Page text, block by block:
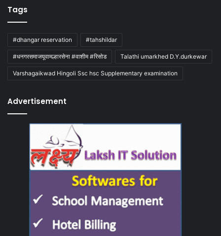
Tags
#dhangar reservation #tahshildar
#धनगरसमाजयूवामल्हारसेना #वाशीम #रिसोड Talathi umarkhed D.Y.durkewar
Varshagaikwad Hingoli Ssc hsc Supplementary examination
Advertisement